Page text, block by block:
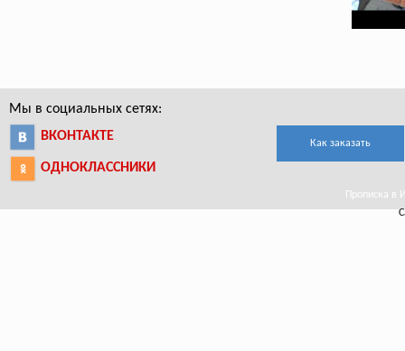
Мы в социальных сетях:
ВКОНТАКТЕ
ОДНОКЛАССНИКИ
Как заказать
Прописка в